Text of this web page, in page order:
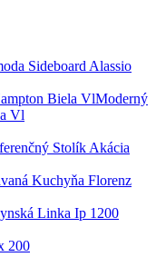
Sideboard Alassio
Moderný
Vl
Stolík Akácia
Kuchyňa Florenz
Linka Ip 1200
200